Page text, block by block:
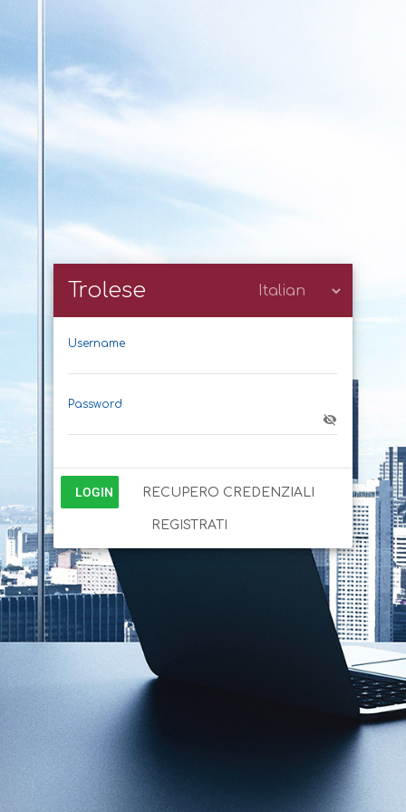
Trolese
Username
Password
LOGIN RECUPERO CREDENZIALI
REGISTRATI